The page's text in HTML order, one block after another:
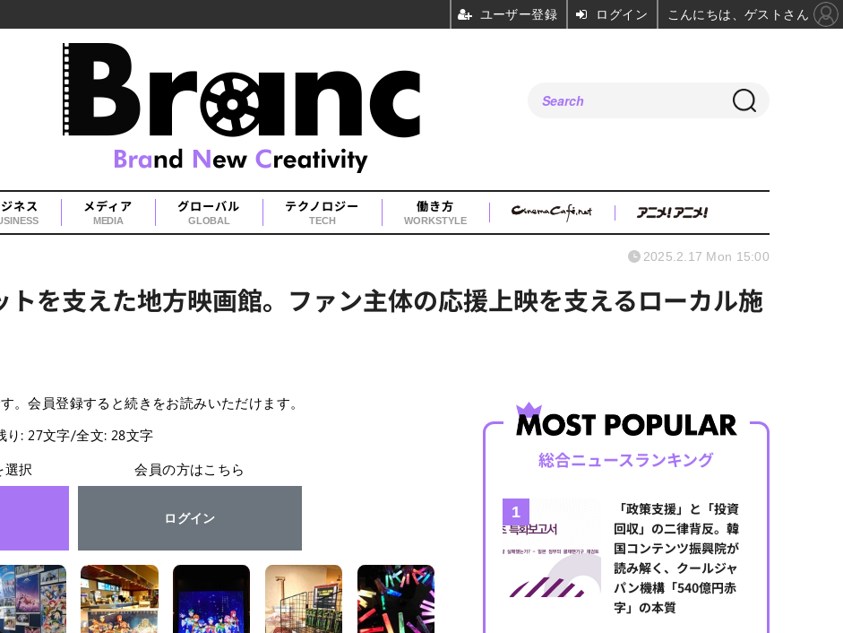
ネス メディア
MEDIA
グローバル
GLOBAL
テクノロジー
TECH
働き方
WORKSTYLE
トを支えた地方映画館。ファン主体の応援上映を支えるローカル施
2025.2.17 Mon 15:00
。会員登録すると続きをお読みいただけます。
り: 27文字/全文: 28文字
選択
会員の方はこちら
ログイン
総合ニュースランキング
「政策支援」と「投資
回収」の二律背反。韓
国コンテンツ振興院が
読み解く、クールジャ
パン機構「540億円赤
字」の本質
ユーザー登録 ログイン こんにちは、ゲストさん